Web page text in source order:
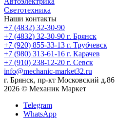
Светотехника
Наши контакты
+7 (4832) 32-30-90
+7 (4832) 32-30-90 г. Брянск
+7 (920) 855-33-13 г. Трубчевск
+7 (980) 313-61-16 г. Карачев
+7 (910) 238-12-20 г. Севск
info@mechanic-market32.ru
г. Брянск, пр-кт Московский д.86
2026 © Механик Маркет
Telegram
WhatsApp